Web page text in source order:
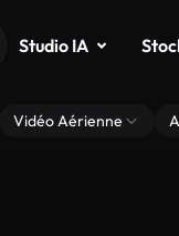
Studio IA
Vidéo Aérienne